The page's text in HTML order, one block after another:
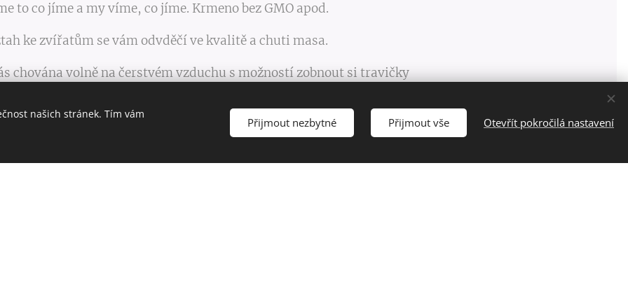
to co jíme a my víme, co jíme. Krmeno bez GMO apod.
ke zvířatům se vám odvděčí ve kvalitě a chuti masa.
chována volně na čerstvém vzduchu s možností zobnout si travičky
ČÍST DÁLE
našich stránek. Tím vám
Přijmout nezbytné Přijmout vše Otevřít pokročilá nastavení